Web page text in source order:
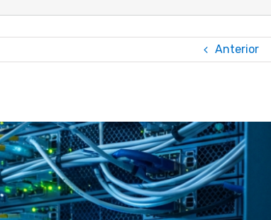
Anterior